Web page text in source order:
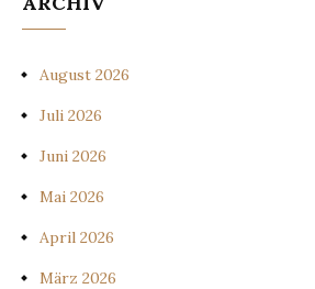
August 2026
Juli 2026
Juni 2026
Mai 2026
April 2026
März 2026